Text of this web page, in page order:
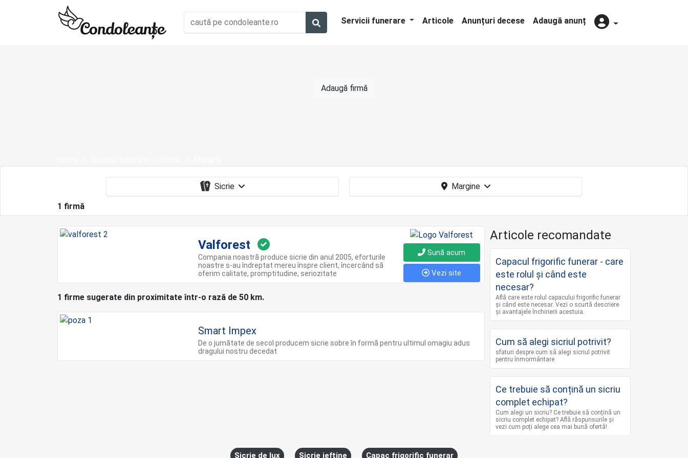
Servicii funerare Articole Anunțuri decese Adaugă anunț
Adaugă firmă
1 firmă
Valforest
Compania noastră produce sicrie din anul 2005, eforturile
noastre s-au îndreptat mereu înspre client, încercând să
oferim calitate, promptitudine, seriozitate
Sună acum
Vezi site
1 firme sugerate din proximitate într-o rază de 50 km.
Smart Impex
De o jumătate de secol producem sicrie sobre în formă pentru ultimul omagiu adus
dragului nostru decedat
Articole recomandate
Capacul frigorific funerar - care
este rolul și când este
necesar?
Află care este rolul capacului frigorific funerar
și când este necesar. Vezi o scurtă descriere
și avantajele închirierii acestuia.
Cum să alegi sicriul potrivit?
sfaturi despre cum să alegi sicriul potrivit
pentru înmormântare
Ce trebuie să conțină un sicriu
complet echipat?
Cum alegi un sicriu? Ce trebuie să conțină un
sicriu complet echipat? Află răspunsurile și
vezi cum poți alege cea mai bună ofertă!
Sicrie de lux Sicrie ieftine Capac frigorific funerar